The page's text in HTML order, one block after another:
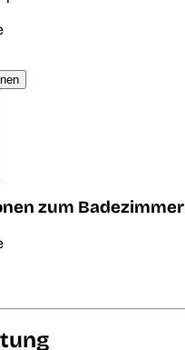
zum Badezimmer